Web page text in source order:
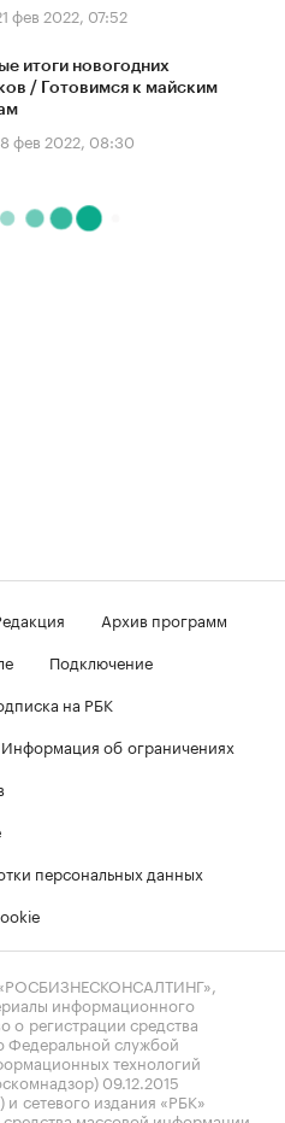
фев 2022, 07:52
итоги новогодних
/ Готовимся к майским
фев 2022, 08:30
Архив программ
Подключение
на РБК
Информация об ограничениях
персональных данных
информационного
о регистрации средства
службой
технологий
09.12.2015
сетевого издания «РБК»